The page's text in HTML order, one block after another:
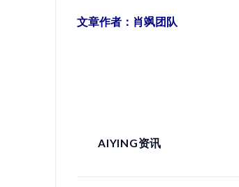
文章作者：肖飒团队
AIYING资讯